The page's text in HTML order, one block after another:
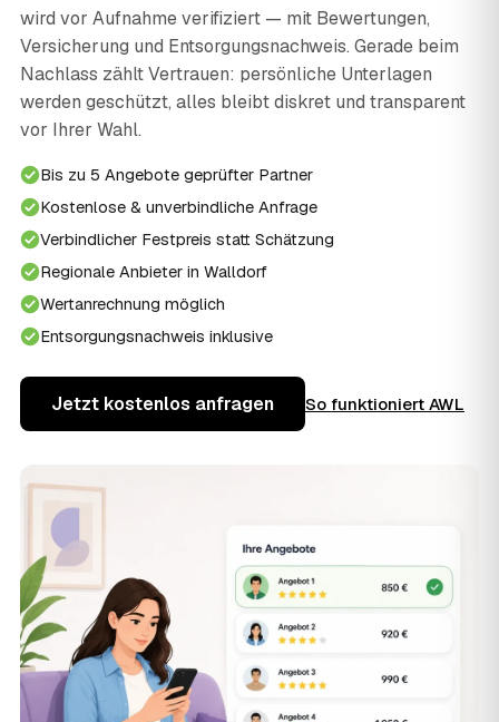
wird vor Aufnahme verifiziert — mit Bewertungen,
Versicherung und Entsorgungsnachweis. Gerade beim
Nachlass zählt Vertrauen: persönliche Unterlagen
werden geschützt, alles bleibt diskret und transparent
vor Ihrer Wahl.
Bis zu 5 Angebote geprüfter Partner
Kostenlose & unverbindliche Anfrage
Verbindlicher Festpreis statt Schätzung
Regionale Anbieter in Walldorf
Wertanrechnung möglich
Entsorgungsnachweis inklusive
Jetzt kostenlos anfragen So funktioniert AWL